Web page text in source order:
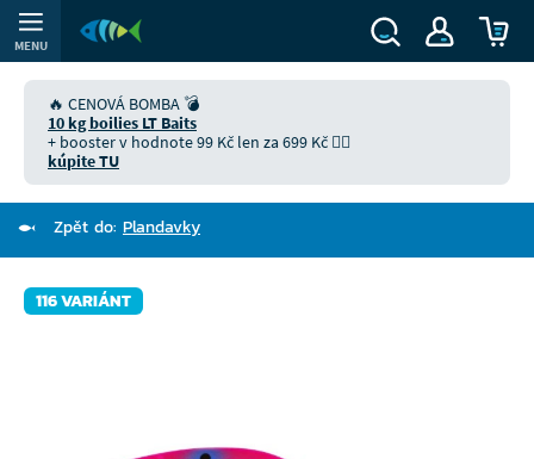
MENU
🔥 CENOVÁ BOMBA 💣
10 kg boilies LT Baits
+ booster v hodnote 99 Kč len za 699 Kč 👉🏻
kúpite TU
Zpět do: Plandavky
116 VARIÁNT